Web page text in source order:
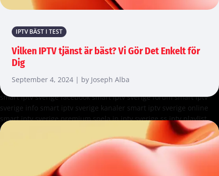
IPTV BÄST I TEST
Vilken IPTV tjänst är bäst? Vi Gör Det Enkelt för
Dig
September 4, 2024 | by Joseph Alba